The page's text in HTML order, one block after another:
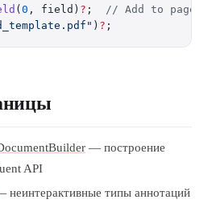
( 0 , field) ? ; // Add to page 0
) ? ;
— построение
API
неинтерактивные типы аннотаций